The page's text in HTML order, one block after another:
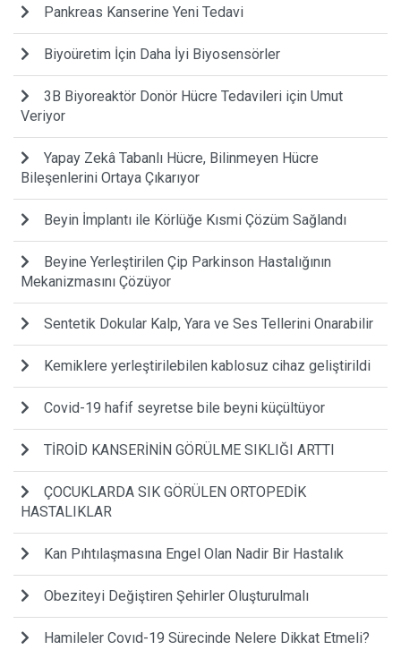
Pankreas Kanserine Yeni Tedavi
Biyoüretim İçin Daha İyi Biyosensörler
3B Biyoreaktör Donör Hücre Tedavileri için Umut
Veriyor
Yapay Zekâ Tabanlı Hücre, Bilinmeyen Hücre
Bileşenlerini Ortaya Çıkarıyor
Beyin İmplantı ile Körlüğe Kısmi Çözüm Sağlandı
Beyine Yerleştirilen Çip Parkinson Hastalığının
Mekanizmasını Çözüyor
Sentetik Dokular Kalp, Yara ve Ses Tellerini Onarabilir
Kemiklere yerleştirilebilen kablosuz cihaz geliştirildi
Covid-19 hafif seyretse bile beyni küçültüyor
TİROİD KANSERİNİN GÖRÜLME SIKLIĞI ARTTI
ÇOCUKLARDA SIK GÖRÜLEN ORTOPEDİK
HASTALIKLAR
Kan Pıhtılaşmasına Engel Olan Nadir Bir Hastalık
Obeziteyi Değiştiren Şehirler Oluşturulmalı
Hamileler Covıd-19 Sürecinde Nelere Dikkat Etmeli?